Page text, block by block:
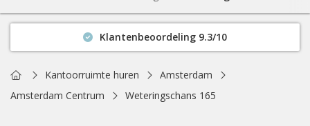
Klantenbeoordeling 9.3/10
Actuele beschikbaarheid
HomeKantoorruimte huren
Amsterdam
Amsterdam Centrum
Weteringschans 165